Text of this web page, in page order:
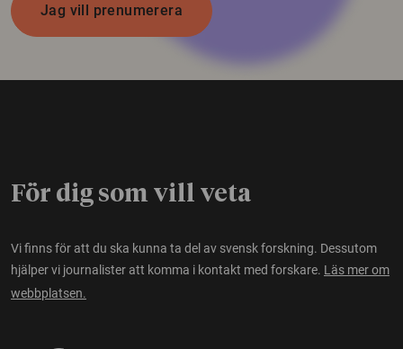
Jag vill prenumerera
För dig som vill veta
Vi finns för att du ska kunna ta del av svensk forskning. Dessutom
hjälper vi journalister att komma i kontakt med forskare. Läs mer om
webbplatsen.